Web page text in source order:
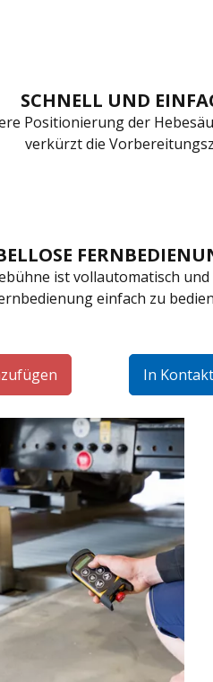
SCHNELL UND
Positionierung der
verkürzt die
ist vollautomatisch
einfach zu
In